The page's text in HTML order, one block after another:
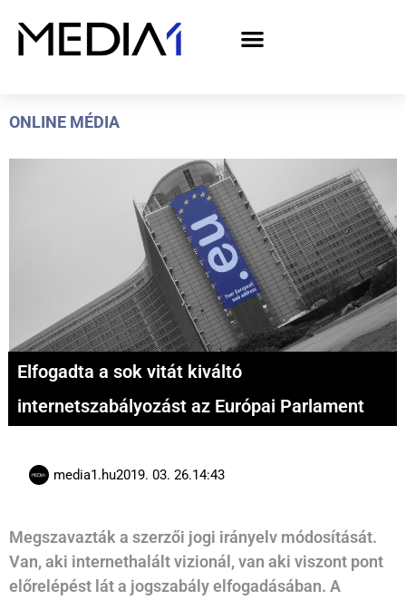
ONLINE MÉDIA
Elfogadta a sok vitát kiváltó
internetszabályozást az Európai Parlament
media1.hu2019. 03. 26.14:43
Megszavazták a szerzői jogi irányelv módosítását.
Van, aki internethalált vizionál, van aki viszont pont
előrelépést lát a jogszabály elfogadásában. A